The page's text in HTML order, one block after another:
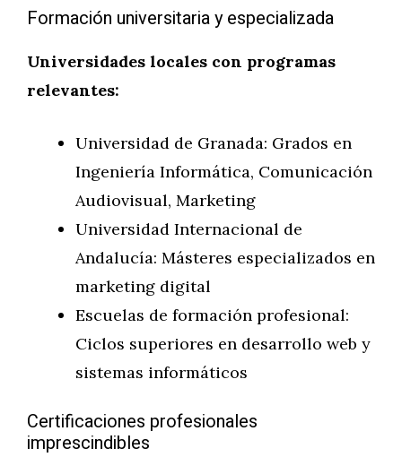
Formación universitaria y especializada
Universidades locales con programas
relevantes:
Universidad de Granada: Grados en
Ingeniería Informática, Comunicación
Audiovisual, Marketing
Universidad Internacional de
Andalucía: Másteres especializados en
marketing digital
Escuelas de formación profesional:
Ciclos superiores en desarrollo web y
sistemas informáticos
Certificaciones profesionales
imprescindibles